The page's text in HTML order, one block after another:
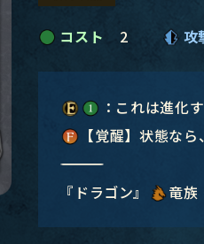
コスト 2 攻
：これは進化す
【覚醒】状態な
―――――――――――――――
『ドラゴン』
竜族